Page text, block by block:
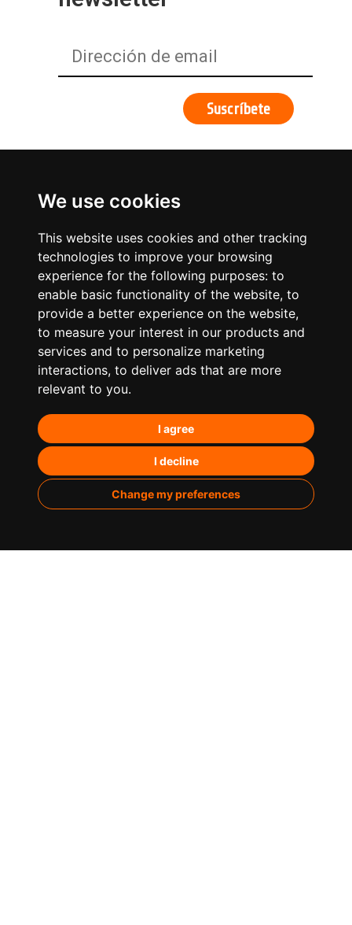
We use cookies
This website uses cookies and other tracking
technologies to improve your browsing
experience for the following purposes: to
enable basic functionality of the website, to
provide a better experience on the website,
to measure your interest in our products and
services and to personalize marketing
interactions, to deliver ads that are more
relevant to you.
I agree
I decline
Change my preferences
¿Qué hacemos?
Posicionamiento en IA’s
Paid Media
Marketing de contenidos
Analítica